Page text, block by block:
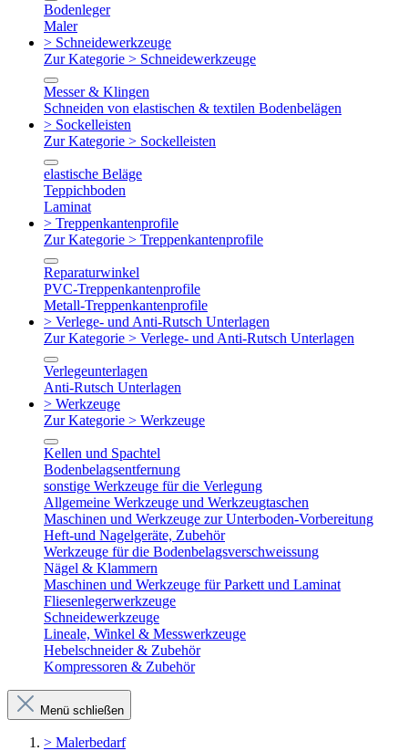
Bodenleger
Maler
> Schneidewerkzeuge
Zur Kategorie > Schneidewerkzeuge
Messer & Klingen
Schneiden von elastischen & textilen Bodenbelägen
> Sockelleisten
Zur Kategorie > Sockelleisten
elastische Beläge
Teppichboden
Laminat
> Treppenkantenprofile
Zur Kategorie > Treppenkantenprofile
Reparaturwinkel
PVC-Treppenkantenprofile
Metall-Treppenkantenprofile
> Verlege- und Anti-Rutsch Unterlagen
Zur Kategorie > Verlege- und Anti-Rutsch Unterlagen
Verlegeunterlagen
Anti-Rutsch Unterlagen
> Werkzeuge
Zur Kategorie > Werkzeuge
Kellen und Spachtel
Bodenbelagsentfernung
sonstige Werkzeuge für die Verlegung
Allgemeine Werkzeuge und Werkzeugtaschen
Maschinen und Werkzeuge zur Unterboden-Vorbereitung
Heft-und Nagelgeräte, Zubehör
Werkzeuge für die Bodenbelagsverschweissung
Nägel & Klammern
Maschinen und Werkzeuge für Parkett und Laminat
Fliesenlegerwerkzeuge
Schneidewerkzeuge
Lineale, Winkel & Messwerkzeuge
Hebelschneider & Zubehör
Kompressoren & Zubehör
Menü schließen
> Malerbedarf